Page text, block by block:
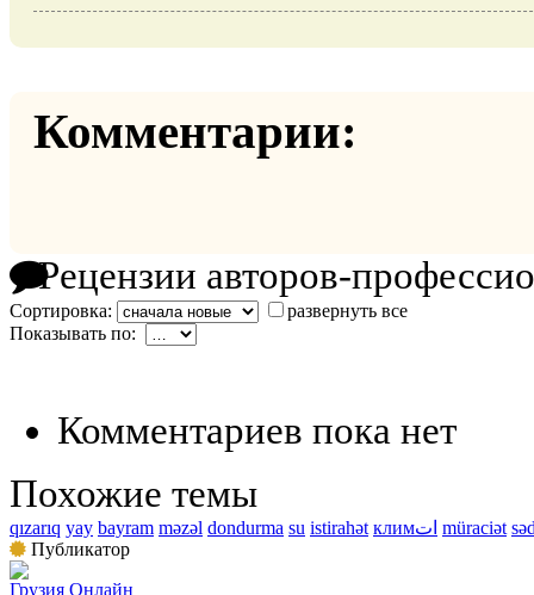
Комментарии:
Рецензии авторов-
Сортировка:
развернуть все
Показывать по:
Комментариев пока нет
Похожие темы
qızarıq yay bayram məzəl dondurma su istirahət климات müraciət
Публикатор
Грузия Онлайн